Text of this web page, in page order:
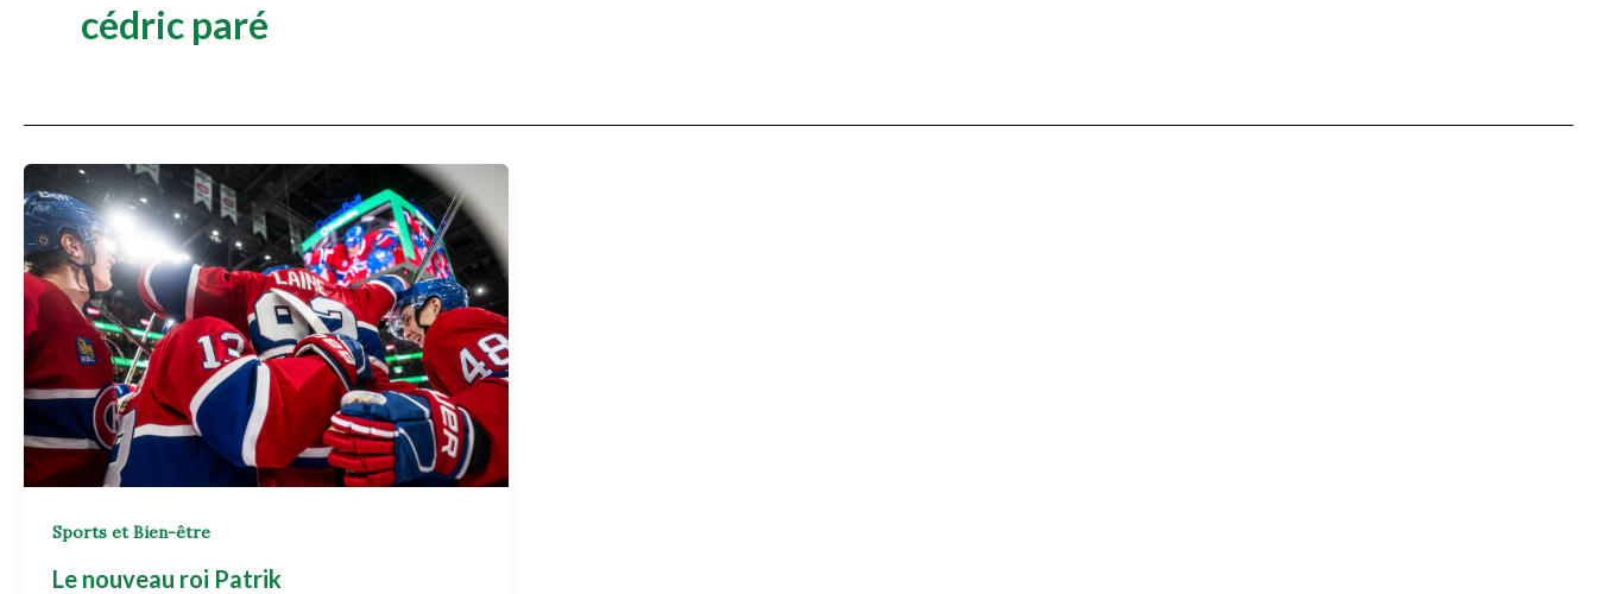
cédric paré
Sports et Bien-être
Le nouveau roi Patrik